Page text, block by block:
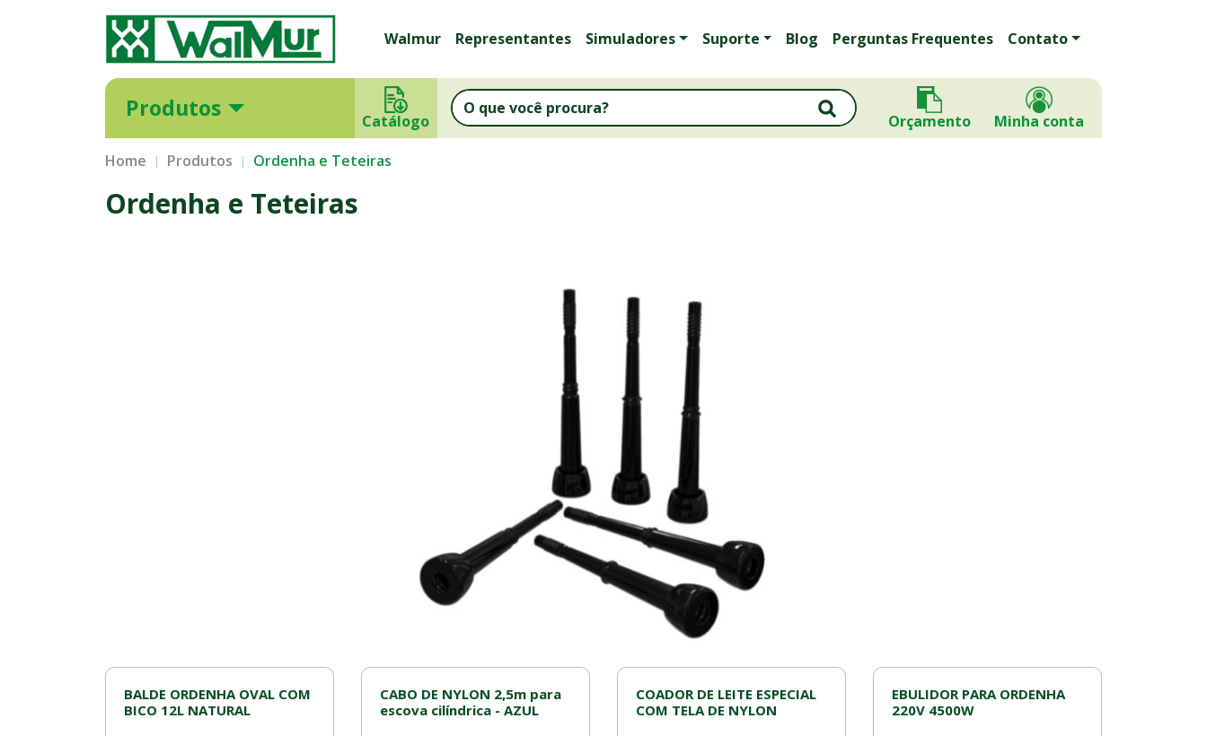
Walmur Representantes Simuladores Suporte Blog Perguntas Frequentes Contato
Produtos Catálogo Orçamento Minha conta
Home Produtos Ordenha e Teteiras
Ordenha e Teteiras
BALDE ORDENHA OVAL COM
BICO 12L NATURAL
CABO DE NYLON 2,5m para
escova cilíndrica - AZUL
COADOR DE LEITE ESPECIAL
COM TELA DE NYLON
EBULIDOR PARA ORDENHA
220V 4500W